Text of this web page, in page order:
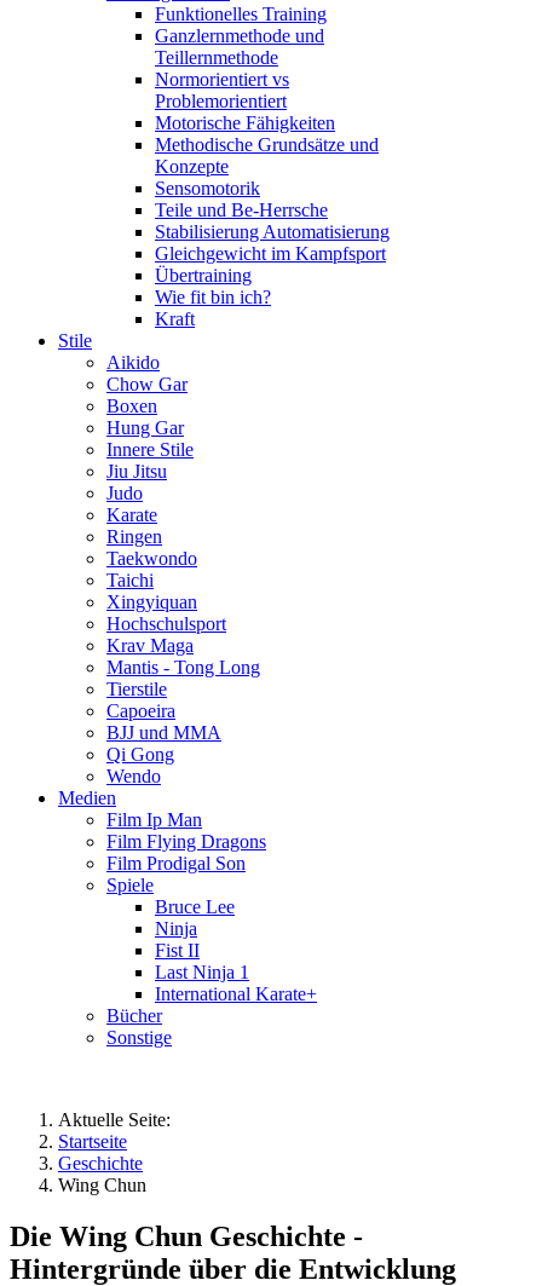
Funktionelles Training
Ganzlernmethode und
Teillernmethode
Normorientiert vs
Problemorientiert
Motorische Fähigkeiten
Methodische Grundsätze und
Konzepte
Sensomotorik
Teile und Be-Herrsche
Stabilisierung Automatisierung
Gleichgewicht im Kampfsport
Übertraining
Wie fit bin ich?
Kraft
Stile
Aikido
Chow Gar
Boxen
Hung Gar
Innere Stile
Jiu Jitsu
Judo
Karate
Ringen
Taekwondo
Taichi
Xingyiquan
Hochschulsport
Krav Maga
Mantis - Tong Long
Tierstile
Capoeira
BJJ und MMA
Qi Gong
Wendo
Medien
Film Ip Man
Film Flying Dragons
Film Prodigal Son
Spiele
Bruce Lee
Ninja
Fist II
Last Ninja 1
International Karate+
Bücher
Sonstige
Aktuelle Seite:
Startseite
Geschichte
Wing Chun
Die Wing Chun Geschichte -
Hintergründe über die Entwicklung